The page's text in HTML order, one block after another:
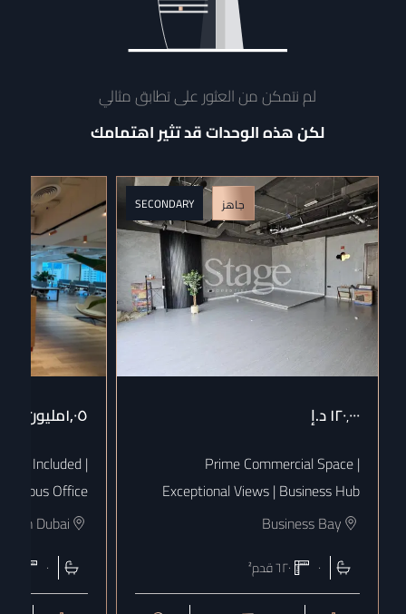
لم نتمكن من العثور على تطابق مثالي
لكن هذه الوحدات قد تثير اهتمامك
جاهز SECONDARY
١٢٠٬٠٠٠د.إ
Prime Commercial Space |
Exceptional Views | Business Hub
Business Bay
٠ ٦٢٠قدم²
١٫٠٥مليون
Included |
Office
Dubai
٠